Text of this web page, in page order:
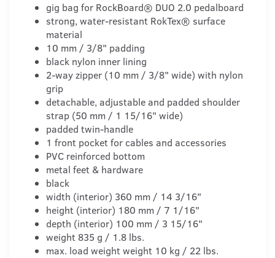
gig bag for RockBoard® DUO 2.0 pedalboard
strong, water-resistant RokTex® surface
material
10 mm / 3/8" padding
black nylon inner lining
2-way zipper (10 mm / 3/8" wide) with nylon
grip
detachable, adjustable and padded shoulder
strap (50 mm / 1 15/16" wide)
padded twin-handle
1 front pocket for cables and accessories
PVC reinforced bottom
metal feet & hardware
black
width (interior) 360 mm / 14 3/16"
height (interior) 180 mm / 7 1/16"
depth (interior) 100 mm / 3 15/16"
weight 835 g / 1.8 lbs.
max. load weight weight 10 kg / 22 lbs.